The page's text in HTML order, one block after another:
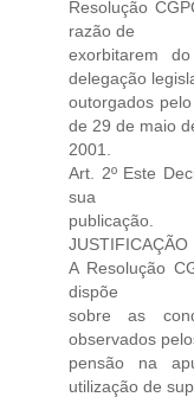
Resolução
razão de
exorbitarem
delegação
outorgados
de 29 de maio
2001.
Art. 2º Este
sua
publicação.
JUSTIFICAÇÃO
A Resolução
dispõe
sobre as
observados
pensão na
utilização de